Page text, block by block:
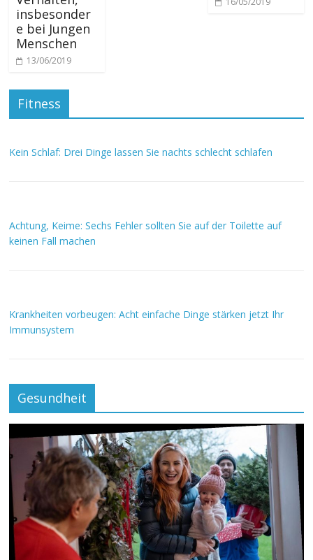
insbesonder
e bei Jungen
Menschen
13/06/2019
Fitness
Kein Schlaf: Drei Dinge lassen Sie nachts schlecht schlafen
Achtung, Keime: Sechs Fehler sollten Sie auf der Toilette auf
keinen Fall machen
Krankheiten vorbeugen: Acht einfache Dinge stärken jetzt Ihr
Immunsystem
Gesundheit